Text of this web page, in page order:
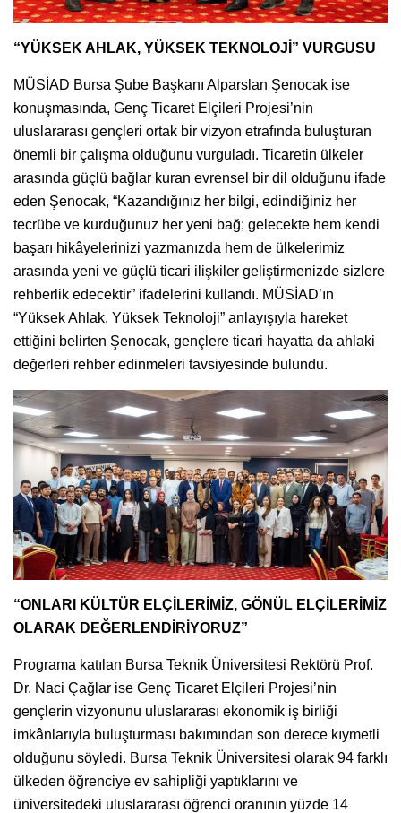
“YÜKSEK AHLAK, YÜKSEK TEKNOLOJİ” VURGUSU
MÜSİAD Bursa Şube Başkanı Alparslan Şenocak ise
konuşmasında, Genç Ticaret Elçileri Projesi’nin
uluslararası gençleri ortak bir vizyon etrafında buluşturan
önemli bir çalışma olduğunu vurguladı. Ticaretin ülkeler
arasında güçlü bağlar kuran evrensel bir dil olduğunu ifade
eden Şenocak, “Kazandığınız her bilgi, edindiğiniz her
tecrübe ve kurduğunuz her yeni bağ; gelecekte hem kendi
başarı hikâyelerinizi yazmanızda hem de ülkelerimiz
arasında yeni ve güçlü ticari ilişkiler geliştirmenizde sizlere
rehberlik edecektir” ifadelerini kullandı. MÜSİAD’ın
“Yüksek Ahlak, Yüksek Teknoloji” anlayışıyla hareket
ettiğini belirten Şenocak, gençlere ticari hayatta da ahlaki
değerleri rehber edinmeleri tavsiyesinde bulundu.
“ONLARI KÜLTÜR ELÇİLERİMİZ, GÖNÜL ELÇİLERİMİZ
OLARAK DEĞERLENDİRİYORUZ”
Programa katılan Bursa Teknik Üniversitesi Rektörü Prof.
Dr. Naci Çağlar ise Genç Ticaret Elçileri Projesi’nin
gençlerin vizyonunu uluslararası ekonomik iş birliği
imkânlarıyla buluşturması bakımından son derece kıymetli
olduğunu söyledi. Bursa Teknik Üniversitesi olarak 94 farklı
ülkeden öğrenciye ev sahipliği yaptıklarını ve
üniversitedeki uluslararası öğrenci oranının yüzde 14